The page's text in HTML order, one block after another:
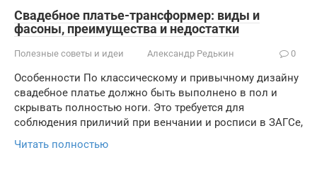
Свадебное платье-трансформер: виды и
фасоны, преимущества и недостатки
Полезные советы и идеи Александр Редькин 0
Особенности По классическому и привычному дизайну
свадебное платье должно быть выполнено в пол и
скрывать полностью ноги. Это требуется для
соблюдения приличий при венчании и росписи в ЗАГСе,
Читать полностью